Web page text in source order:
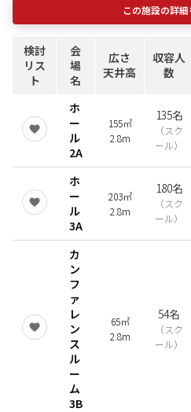
この施設の詳細
検討
リス
ト
会
場
名
広さ
天井高
収容人
数
ホ
ー
ル
2A
155㎡
2.8m
135名
（スク
ール）
ホ
ー
ル
3A
203㎡
2.8m
180名
（スク
ール）
カ
ン
フ
ァ
レ
ン
ス
ル
ー
ム
3B
65㎡
2.8m
54名
（スク
ール）